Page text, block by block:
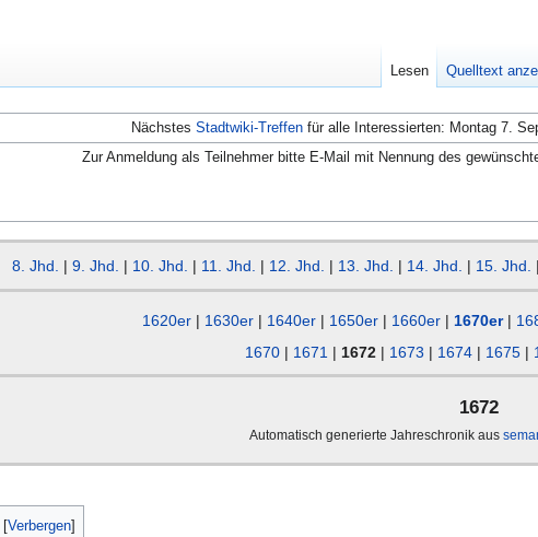
Nächstes Stadtwiki-Treffen für alle Interessierten: Montag 7.
Zur Anmeldung als Teilnehmer bitte E-Mail mit Nennung des
8. Jhd. | 9. Jhd. | 10. Jhd. | 11. Jhd. | 12. Jhd. | 13. Jhd. | 14. Jhd. | 15. Jhd. |
1620er | 1630er | 1640er | 1650er | 1660er | 1670er|
1670| 1671 | 1672| 1673 | 1674| 1675|
1672
Automatisch generierte Jahreschronik aus
Lesen Quelltext